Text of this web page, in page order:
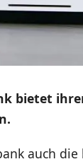
bietet
auch